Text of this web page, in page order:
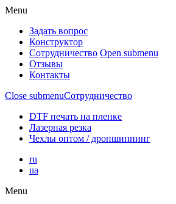
Menu
Задать вопрос
Конструктор
Сотрудничество Open submenu
Отзывы
Контакты
Close submenuСотрудничество
DTF печать на пленке
Лазерная резка
Чехлы оптом / дропшиппинг
ru
ua
Menu